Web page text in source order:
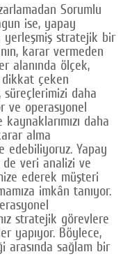
Sorumlu
ise, yapay
yerleşmiş stratejik bir
karar vermeden
alanında ölçek,
dikkat çeken
daha
ve operasyonel
daha
alma
edebiliyoruz. Yapay
de veri analizi ve
ederek müşteri
imkân tanıyor.
stratejik görevlere
yapıyor. Böylece,
arasında sağlam bir